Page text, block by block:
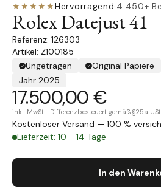
★★★★★Hervorragend·4.450+
Rolex Datejust 41
126303
Artikel: Z100185
Ungetragen
Original Papiere
Jahr 2025
17.500,00 €
inkl. MwSt. · Differenzbesteuert gemäß §25a
Kostenloser Versand — 100 %
Lieferzeit: 10 - 14 Tage
In den